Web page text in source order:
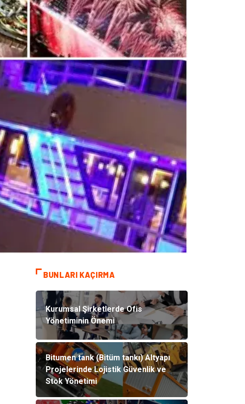
BUNLARI KAÇIRMA
Kurumsal Şirketlerde Ofis
Yönetiminin Önemi
Bitumen tank (Bitüm tankı) Altyapı
Projelerinde Lojistik Güvenlik ve
Stok Yönetimi